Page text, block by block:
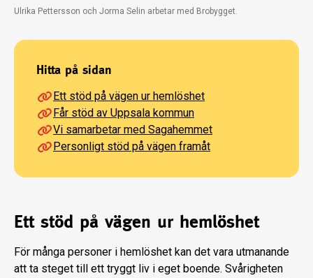
Ulrika Pettersson och Jorma Selin arbetar med Brobygget.
Hitta på sidan
Ett stöd på vägen ur hemlöshet
Får stöd av Uppsala kommun
Vi samarbetar med Sagahemmet
Personligt stöd på vägen framåt
Ett stöd på vägen ur hemlöshet
För många personer i hemlöshet kan det vara utmanande
att ta steget till ett tryggt liv i eget boende. Svårigheten